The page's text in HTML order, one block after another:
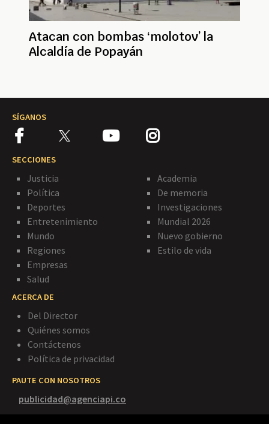
Atacan con bombas ‘molotov’ la
Alcaldía de Popayán
SÍGANOS
SECCIONES
Justicia
Política
Deportes
Entretenimiento
Mundo
Regiones
Empresas
Salud
Academia
De memoria
Investigaciones
Mundial 2026
Nuevo gobierno
Estilo de vida
ACERCA DE
Del Director
Quiénes somos
Contáctenos
Política de privacidad
PAUTE CON NOSOTROS
publicidad@agenciapi.co